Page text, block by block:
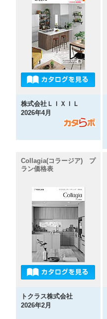
株式会社ＬＩＸＩＬ
2026年4月
Collagia(コラージア) プ
ラン価格表
トクラス株式会社
2026年2月